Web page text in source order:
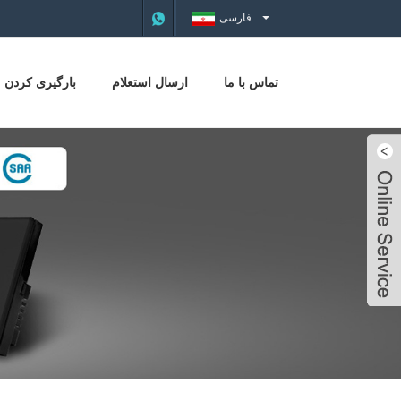
فارسی
بارگیری کردن ارسال استعلام تماس با ما